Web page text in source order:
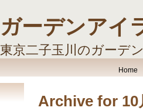
ガーデンアイ
東京二子玉川のガーデ
Home
Archive for 10